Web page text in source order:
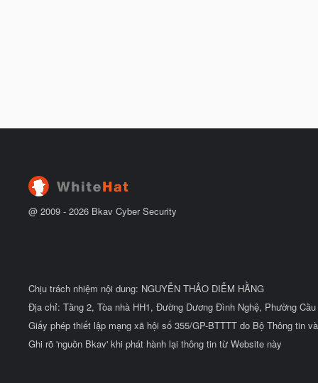
@ 2009 - 2026 Bkav Cyber Security
Chịu trách nhiệm nội dung: NGUYỄN THẢO DIỄM HẰNG
Địa chỉ: Tầng 2, Tòa nhà HH1, Đường Dương Đình Nghệ, Phường
Giấy phép thiết lập mạng xã hội số 355/GP-BTTTT do Bộ Thông tin
Ghi rõ 'nguồn Bkav' khi phát hành lại thông tin từ Website này